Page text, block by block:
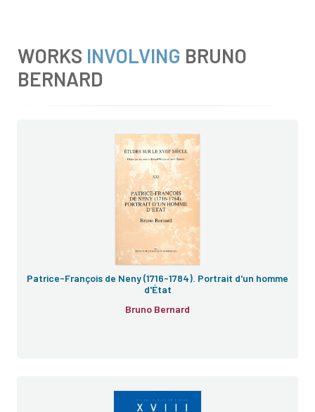
WORKS INVOLVING BRUNO
BERNARD
Patrice-François de Neny (1716-1784). Portrait d'un homme
d'État
Bruno Bernard